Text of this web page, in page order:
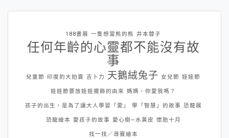
188書展 一隻想當熊的熊 井本蓉子
任何年齡的心靈都不能沒有故
事
兒童節 印度豹大拍賣 吉卜力 天鵝絨兔子 女兒節 娃娃節
娃娃節要放娃娃擺飾的由來 媽媽，你愛我嗎？
孩子的出生，是為了讓大人學習「愛」 學「智慧」的故事 恐龍展
恐龍繪本 愛孩子的故事 愛心樹─水黃皮 懷胎十月
找一找／尋寶繪本